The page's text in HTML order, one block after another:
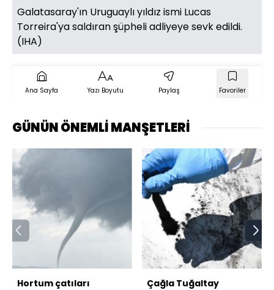
Galatasaray'ın Uruguaylı yıldız ismi Lucas
Torreira'ya saldıran şüpheli adliyeye sevk edildi.
(IHA)
Ana Sayfa Yazı Boyutu Paylaş Favoriler
GÜNÜN ÖNEMLİ MANŞETLERİ
Hortum çatıları
Çağla Tuğaltay